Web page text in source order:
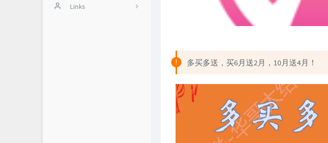
实用软件
备份页
Links
多买多送，买6月送2月，10月送4月！